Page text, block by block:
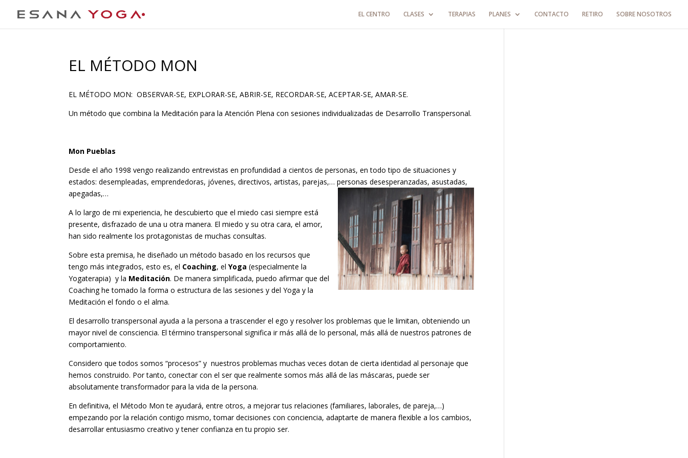
EL CENTRO CLASES TERAPIAS PLANES CONTACTO RETIRO SOBRE NOSOTROS
EL MÉTODO MON
EL MÉTODO MON: OBSERVAR-SE, EXPLORAR-SE, ABRIR-SE, RECORDAR-SE, ACEPTAR-SE, AMAR-SE.
Un método que combina la Meditación para la Atención Plena con sesiones individualizadas de Desarrollo Transpersonal.
Mon Pueblas
Desde el año 1998 vengo realizando entrevistas en profundidad a cientos de personas, en todo tipo de situaciones y
estados: desempleadas, emprendedoras, jóvenes, directivos, artistas, parejas,… personas desesperanzadas, asustadas,
apegadas,…
A lo largo de mi experiencia, he descubierto que el miedo casi siempre está
presente, disfrazado de una u otra manera. El miedo y su otra cara, el amor,
han sido realmente los protagonistas de muchas consultas.
Sobre esta premisa, he diseñado un método basado en los recursos que
tengo más integrados, esto es, el Coaching, elYoga (especialmente la
Yogaterapia) y la Meditación. De manera simplificada, puedo afirmar que del
Coaching he tomado la forma o estructura de las sesiones y del Yoga y la
Meditación el fondo o el alma.
El desarrollo transpersonal ayuda a la persona a trascender el ego y resolver los problemas que le limitan, obteniendo un
mayor nivel de consciencia. El término transpersonal significa ir más allá de lo personal, más allá de nuestros patrones de
comportamiento.
Considero que todos somos “procesos” y nuestros problemas muchas veces dotan de cierta identidad al personaje que
hemos construido. Por tanto, conectar con el ser que realmente somos más allá de las máscaras, puede ser
absolutamente transformador para la vida de la persona.
En definitiva, el Método Mon te ayudará, entre otros, a mejorar tus relaciones (familiares, laborales, de pareja,…)
empezando por la relación contigo mismo, tomar decisiones con conciencia, adaptarte de manera flexible a los cambios,
desarrollar entusiasmo creativo y tener confianza en tu propio ser.